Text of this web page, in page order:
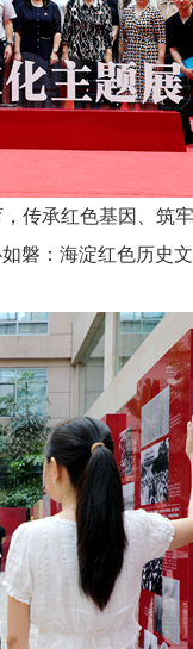
承红色基因、筑
磐：海淀红色历史